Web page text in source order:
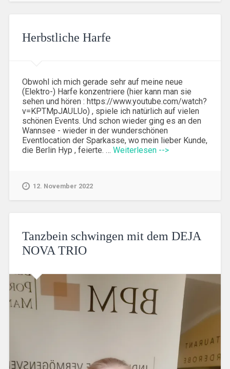
Herbstliche Harfe
Obwohl ich mich gerade sehr auf meine neue
(Elektro-) Harfe konzentriere (hier kann man sie
sehen und hören : https://www.youtube.com/watch?
v=KPTMpJAULUo) , spiele ich natürlich auf vielen
schönen Events. Und schon wieder ging es an den
Wannsee - wieder in der wunderschönen
Eventlocation der Sparkasse, wo mein lieber Kunde,
die Berlin Hyp , feierte. … Weiterlesen -->
12. November 2022
Tanzbein schwingen mit dem DEJA
NOVA TRIO